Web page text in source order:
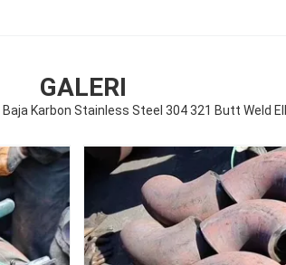
GALERI
Karbon Stainless Steel 304 321 Butt Weld